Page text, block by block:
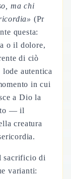
ma chi
(Pr
questa:
o il dolore,
di ciò
autentica
in cui
a Dio la
— il
creatura
sacrificio di
varianti: